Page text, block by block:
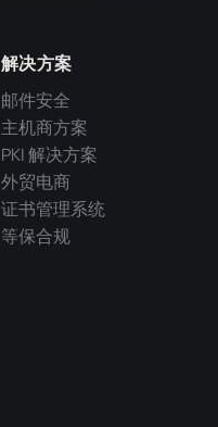
解决方案
邮件安全
主机商方案
PKI 解决方案
外贸电商
证书管理系统
等保合规